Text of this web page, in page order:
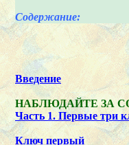
Содержание:
Введение
НАБЛЮДАЙТЕ ЗА
Часть 1. Первые три
Ключ первый